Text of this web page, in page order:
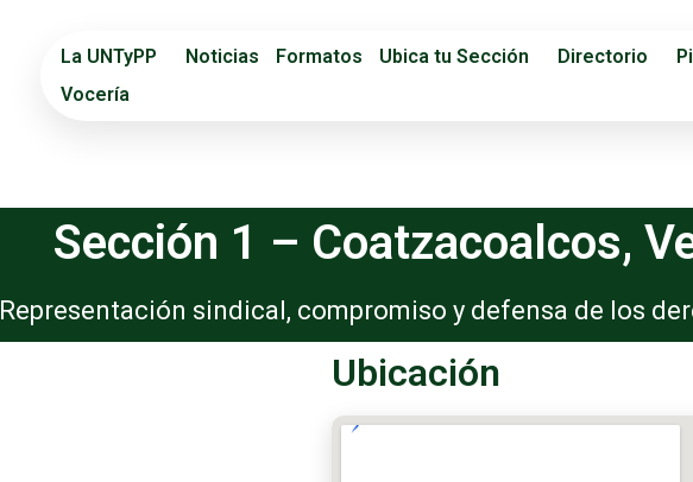
La UNTyPP Noticias Formatos Ubica tu Sección Directorio
Vocería
Sección 1 – Coatzacoalcos,
Representación sindical, compromiso y defensa de los
Ubicación